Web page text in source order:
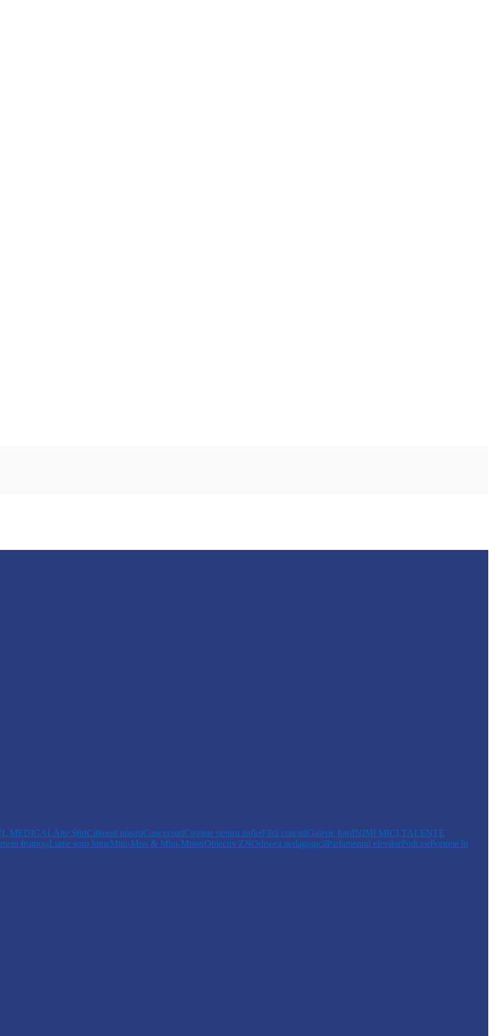
MEDICALAlte ȘtiriCititorul nostruConcursuriCuvinte pentru sufletFără cravatăGalerie fotoINIMI MICI,TALENTE
frumoșiLume soro lumeMini-Miss & Mini-MisterObiectiv ZNOdiseea pedagogicăParlamentul elevilorPodcastPortrete în